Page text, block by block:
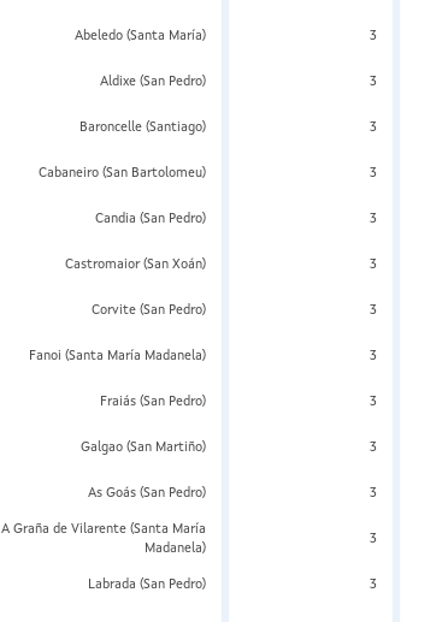
Abeledo (Santa María) 3
Aldixe (San Pedro) 3
Baroncelle (Santiago) 3
Cabaneiro (San Bartolomeu) 3
Candia (San Pedro) 3
Castromaior (San Xoán) 3
Corvite (San Pedro) 3
Fanoi (Santa María Madanela) 3
Fraiás (San Pedro) 3
Galgao (San Martiño) 3
As Goás (San Pedro) 3
A Graña de Vilarente (Santa María
Madanela)
3
Labrada (San Pedro) 3